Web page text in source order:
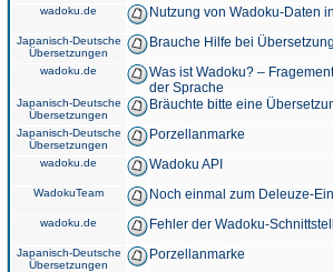
wadoku.de Nutzung von Wadoku-Daten
Japanisch-Deutsche
Übersetzungen
Brauche Hilfe bei Übersetzung
wadoku.de
Was ist Wadoku? –
der Sprache
Japanisch-Deutsche
Übersetzungen
Bräuchte bitte eine
Japanisch-Deutsche
Übersetzungen
Porzellanmarke
wadoku.de Wadoku API
WadokuTeam Noch einmal zum Deleuze-
wadoku.de Fehler der Wadoku-
Japanisch-Deutsche
Übersetzungen
Porzellanmarke